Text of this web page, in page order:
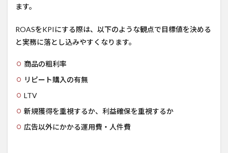
ます。
ROASをKPIにする際は、以下のような観点で目標値を決める
と実務に落とし込みやすくなります。
商品の粗利率
リピート購入の有無
LTV
新規獲得を重視するか、利益確保を重視するか
広告以外にかかる運用費・人件費